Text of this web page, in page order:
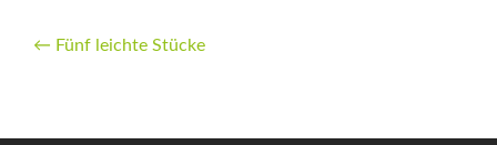
Beitrags-
← Fünf leichte Stücke